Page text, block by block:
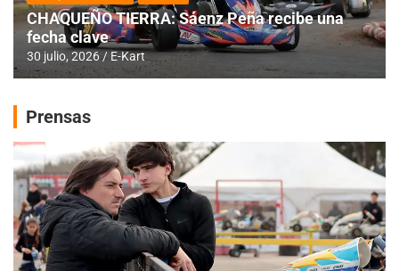
CHAQUEÑO TIERRA: Sáenz Peña recibe una
fecha clave
30 julio, 2026 E-Kart
Prensas